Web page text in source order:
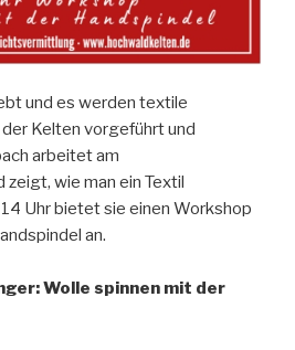
und es werden textile
Kelten vorgeführt und
arbeitet am
wie man ein Textil
Uhr bietet sie einen Workshop
an.
Wolle spinnen mit der